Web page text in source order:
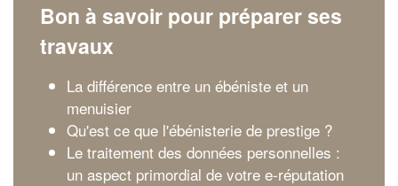
Bon à savoir pour préparer ses
travaux
La différence entre un ébéniste et un
menuisier
Qu'est ce que l'ébénisterie de prestige ?
Le traitement des données personnelles :
un aspect primordial de votre e-réputation